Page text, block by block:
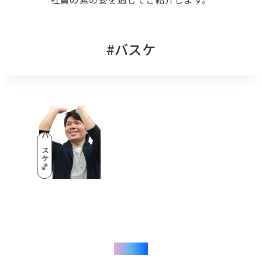
読み物
中途採用サイト
バスケ
バスケ🏀